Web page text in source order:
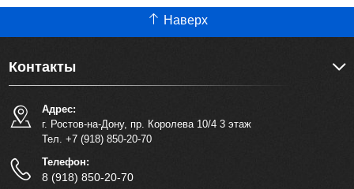
Наверх
Контакты
Адрес:
г. Ростов-на-Дону, пр. Королева 10/4 3 этаж
Тел. +7 (918) 850-20-70
Телефон:
8 (918) 850-20-70